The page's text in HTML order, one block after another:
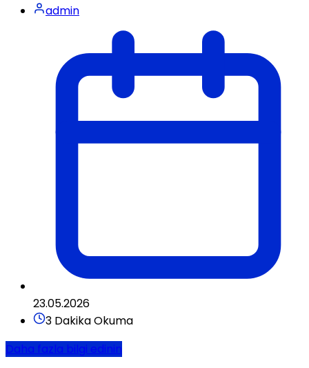
admin
23.05.2026
3 Dakika Okuma
Daha fazla bilgi edinin